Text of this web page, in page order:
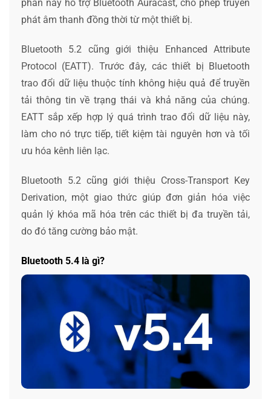
phần này hỗ trợ Bluetooth Auracast, cho phép truyền
phát âm thanh đồng thời từ một thiết bị.
Bluetooth 5.2 cũng giới thiệu Enhanced Attribute
Protocol (EATT). Trước đây, các thiết bị Bluetooth
trao đổi dữ liệu thuộc tính không hiệu quả để truyền
tải thông tin về trạng thái và khả năng của chúng.
EATT sắp xếp hợp lý quá trình trao đổi dữ liệu này,
làm cho nó trực tiếp, tiết kiệm tài nguyên hơn và tối
ưu hóa kênh liên lạc.
Bluetooth 5.2 cũng giới thiệu Cross-Transport Key
Derivation, một giao thức giúp đơn giản hóa việc
quản lý khóa mã hóa trên các thiết bị đa truyền tải,
do đó tăng cường bảo mật.
Bluetooth 5.4 là gì?